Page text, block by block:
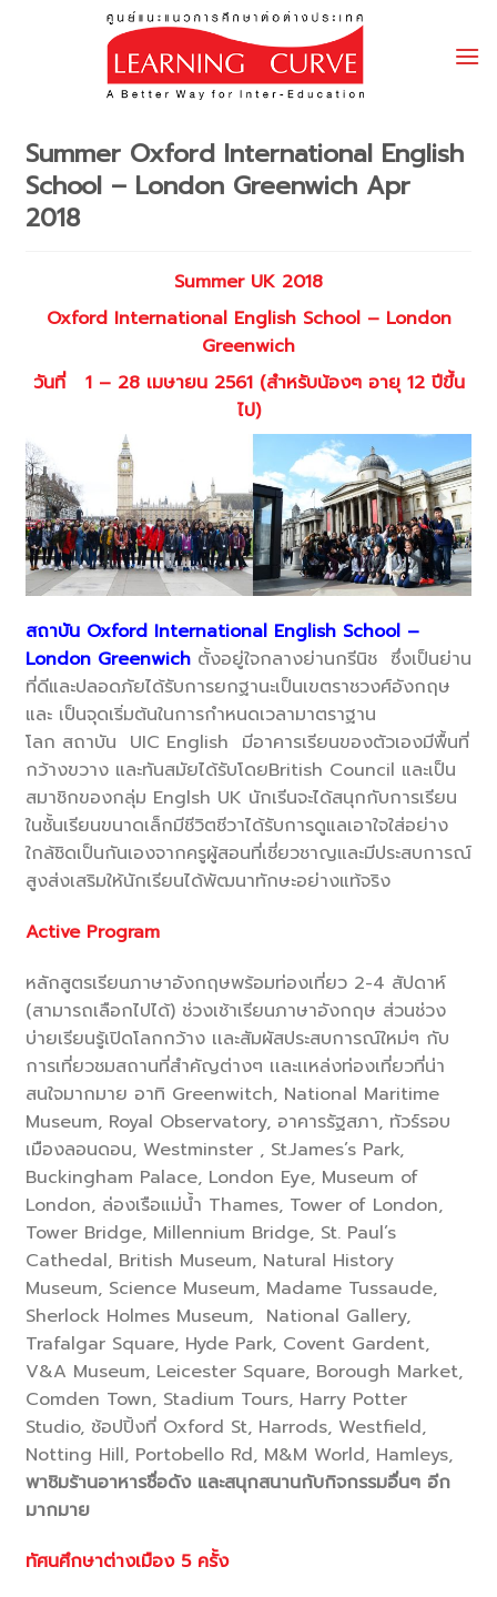
Summer Oxford International English
School – London Greenwich Apr
2018
Summer UK 2018
Oxford International English School – London
Greenwich
วันที่
1 – 28 เมษายน 2561 (สำหรับน้องๆ อายุ 12 ปีขึ้น
ไป)
สถาบัน Oxford International English School –
London Greenwich ตั้งอยู่ใจกลางย่านกรีนิช ซึ่งเป็นย่าน
ที่ดีและปลอดภัยได้รับการยกฐานะเป็นเขตราชวงศ์อังกฤษ
และ เป็นจุดเริ่มต้นในการกำหนดเวลามาตราฐาน
โลก สถาบัน UIC English มีอาคารเรียนของตัวเองมีพื้นที่
กว้างขวาง และทันสมัยได้รับโดยBritish Council และเป็น
สมาชิกของกลุ่ม Englsh UK นักเรีนจะได้สนุกกับการเรียน
ในชั้นเรียนขนาดเล็กมีชีวิตชีวาได้รับการดูแลเอาใจใส่อย่าง
ใกล้ชิดเป็นกันเองจากครูผู้สอนที่เชี่ยวชาญและมีประสบการณ์
สูงส่งเสริมให้นักเรียนได้พัฒนาทักษะอย่างแท้จริง
Active Program
หลักสูตรเรียนภาษาอังกฤษพร้อมท่องเที่ยว 2-4 สัปดาห์
(สามารถเลือกไปได้) ช่วงเช้าเรียนภาษาอังกฤษ ส่วนช่วง
บ่ายเรียนรู้เปิดโลกกว้าง เเละสัมผัสประสบการณ์ใหม่ๆ กับ
การเที่ยวชมสถานที่สำคัญต่างๆ เเละเเหล่งท่องเที่ยวที่น่า
สนใจมากมาย อาทิ Greenwitch, National Maritime
Museum, Royal Observatory, อาคารรัฐสภา, ทัวร์รอบ
เมืองลอนดอน, Westminster , St.James’s Park,
Buckingham Palace, London Eye, Museum of
London, ล่องเรือแม่น้ำ Thames, Tower of London,
Tower Bridge, Millennium Bridge, St. Paul’s
Cathedal, British Museum, Natural History
Museum, Science Museum, Madame Tussaude,
Sherlock Holmes Museum, National Gallery,
Trafalgar Square, Hyde Park, Covent Gardent,
V&A Museum, Leicester Square, Borough Market,
Comden Town, Stadium Tours, Harry Potter
Studio, ช้อปปิ้งที่ Oxford St, Harrods, Westfield,
Notting Hill, Portobello Rd, M&M World, Hamleys,
พาชิมร้านอาหารชื่อดัง และสนุกสนานกับกิจกรรมอื่นๆ อีก
มากมาย
ทัศนศึกษาต่างเมือง 5 ครั้ง